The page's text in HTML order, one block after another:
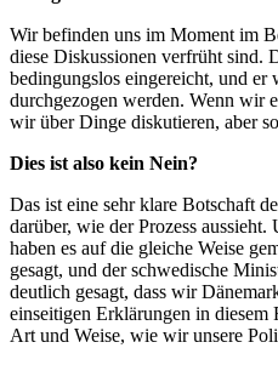
Wir befinden uns im Moment im
diese Diskussionen verfrüht sind.
bedingungslos eingereicht, und er
durchgezogen werden. Wenn wir
wir über Dinge diskutieren, aber
Dies ist also kein Nein?
Das ist eine sehr klare Botschaft
darüber, wie der Prozess
haben es auf die gleiche Weise
gesagt, und der schwedische
deutlich gesagt, dass wir
einseitigen Erklärungen in diesem
Art und Weise, wie wir unsere